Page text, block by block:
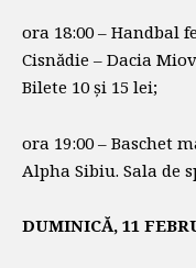
ora 18:00 – Handbal
Cisnădie – Dacia
Bilete 10 și 15 lei;
ora 19:00 – Baschet
Alpha Sibiu. Sala de
DUMINICĂ, 11